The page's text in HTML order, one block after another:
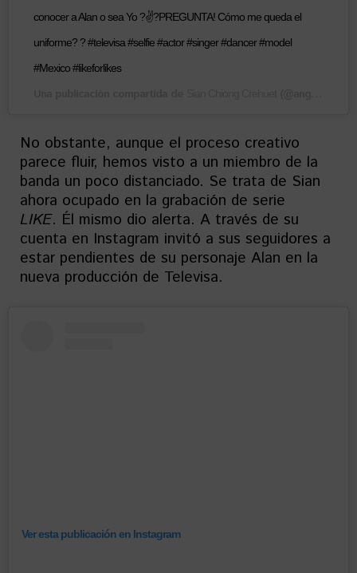
conocer a Alan o sea Yo ?✌?PREGUNTA! Cómo me queda el
uniforme? ? #televisa #selfie #actor #singer #dancer #model
#Mexico #likeforlikes
No obstante, aunque el proceso creativo
parece fluir, hemos visto a un miembro de la
banda un poco distanciado. Se trata de Sian
ahora ocupado en la grabación de serie
LIKE. Él mismo dio alerta. A través de su
cuenta en Instagram invitó a sus seguidores a
estar pendientes de su personaje Alan en la
nueva producción de Televisa.
Ver esta publicación en Instagram